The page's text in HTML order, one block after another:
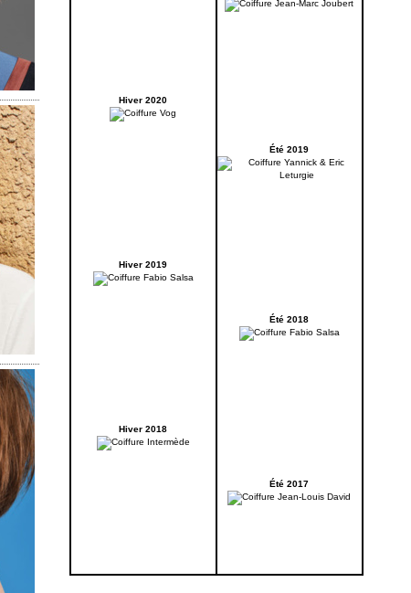
Hiver 2020
Hiver 2019
Hiver 2018
Été 2019
Été 2018
Été 2017